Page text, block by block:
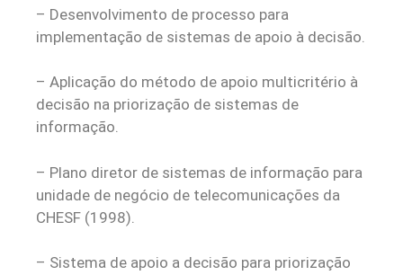
– Desenvolvimento de processo para
implementação de sistemas de apoio à decisão.
– Aplicação do método de apoio multicritério à
decisão na priorização de sistemas de
informação.
– Plano diretor de sistemas de informação para
unidade de negócio de telecomunicações da
CHESF (1998).
– Sistema de apoio a decisão para priorização